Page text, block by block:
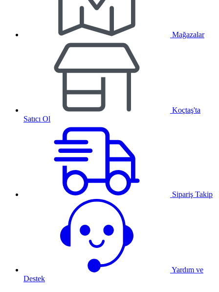
Mağazalar
Koçtaş'ta
Satıcı Ol
Sipariş Takip
Yardım ve
Destek